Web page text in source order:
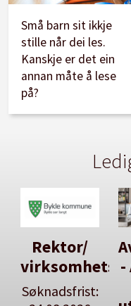
Små barn sit ikkje
stille når dei les.
Kanskje er det ein
annan måte å lese
på?
Rektor/
Søknadsfrist:
-